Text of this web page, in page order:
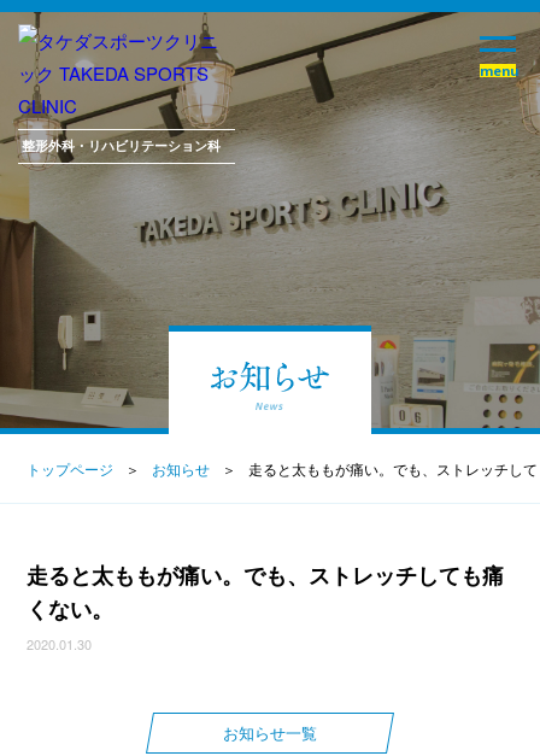
整形外科・リハビリテーション科
トップページ お知らせ 走ると太ももが痛い。でも、ストレッチし
走ると太ももが痛い。でも、ストレッチしても痛
くない。
2020.01.30
お知らせ一覧